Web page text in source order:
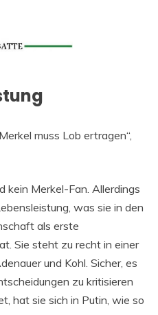
muss Lob ertragen“,
kein Merkel-Fan. Allerdings
was sie in den
als erste
Sie steht zu recht in einer
und Kohl. Sicher, es
zu kritisieren
hat sie sich in Putin, wie so